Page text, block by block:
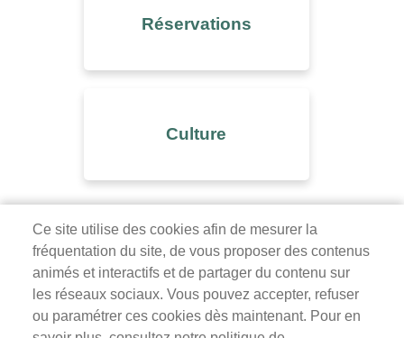
Réservations
Culture
Ce site utilise des cookies afin de mesurer la
fréquentation du site, de vous proposer des contenus
animés et interactifs et de partager du contenu sur
les réseaux sociaux. Vous pouvez accepter, refuser
ou paramétrer ces cookies dès maintenant. Pour en
Mairie de Survilliers
3 rue de la Liberté
95470 Survilliers